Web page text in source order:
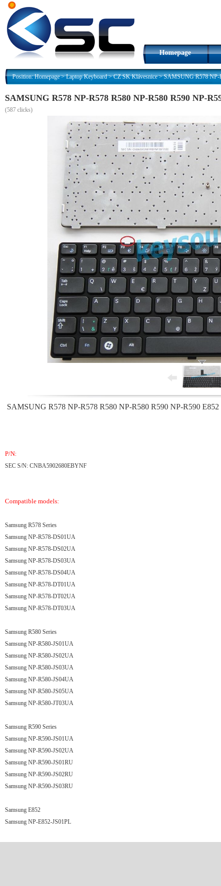
Homepage
Position:Homepage>Laptop Keyboard>CZ SK Klávesnice>SAMSUNG R578 NP-
SAMSUNG R578 NP-R578 R580 NP-R580 R590 NP-
(587 clicks)
SAMSUNG R578 NP-R578 R580 NP-R580 R590 NP-R590
P/N:
SEC S/N: CNBA5902680EBYNF
Compatible models:
Samsung R578 Series
Samsung NP-R578-DS01UA
Samsung NP-R578-DS02UA
Samsung NP-R578-DS03UA
Samsung NP-R578-DS04UA
Samsung NP-R578-DT01UA
Samsung NP-R578-DT02UA
Samsung NP-R578-DT03UA
Samsung R580 Series
Samsung NP-R580-JS01UA
Samsung NP-R580-JS02UA
Samsung NP-R580-JS03UA
Samsung NP-R580-JS04UA
Samsung NP-R580-JS05UA
Samsung NP-R580-JT03UA
Samsung R590 Series
Samsung NP-R590-JS01UA
Samsung NP-R590-JS02UA
Samsung NP-R590-JS01RU
Samsung NP-R590-JS02RU
Samsung NP-R590-JS03RU
Samsung E852
Samsung NP-E852-JS01PL